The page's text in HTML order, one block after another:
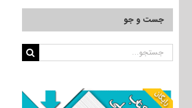
جست و جو
جستجو